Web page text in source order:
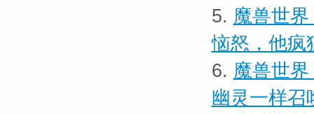
5. 魔兽世
恼怒，他疯
6. 魔兽世
幽灵一样召